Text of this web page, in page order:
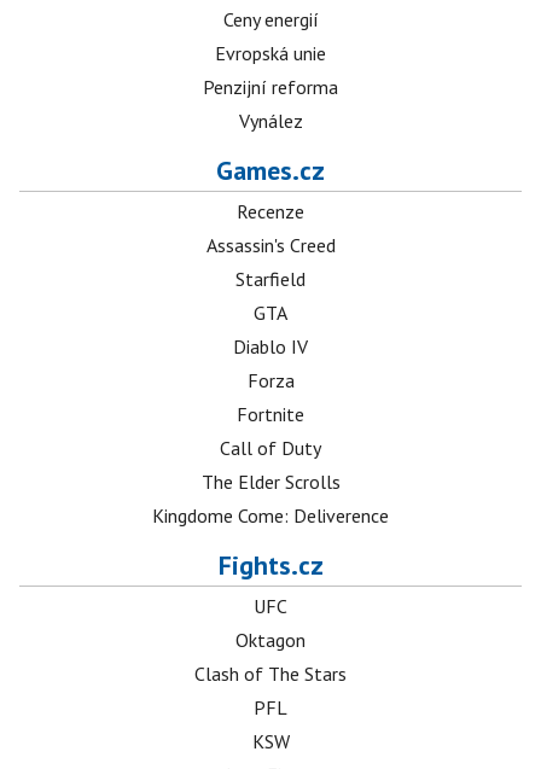
Ceny energií
Evropská unie
Penzijní reforma
Vynález
Games.cz
Recenze
Assassin's Creed
Starfield
GTA
Diablo IV
Forza
Fortnite
Call of Duty
The Elder Scrolls
Kingdome Come: Deliverence
Fights.cz
UFC
Oktagon
Clash of The Stars
PFL
KSW